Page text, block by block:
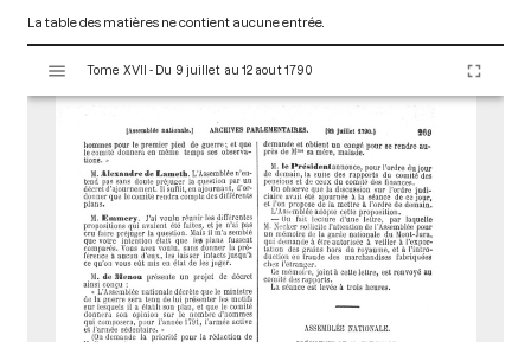
La table des matières ne contient aucune entrée.
s
Tome XVII - Du 9 juillet au 12 aout 1790